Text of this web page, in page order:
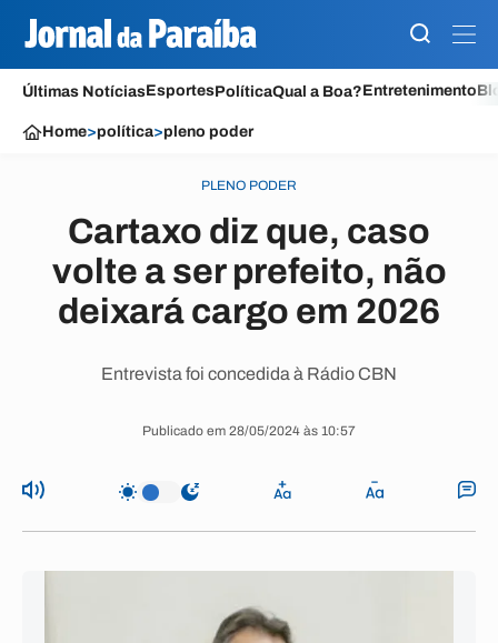
Últimas NotíciasEsportesPolíticaQual a Boa?Entretenimento
Home>política>pleno poder
PLENO PODER
Cartaxo diz que, caso
volte a ser prefeito, não
deixará cargo em 2026
Entrevista foi concedida à Rádio CBN
Publicado em 28/05/2024 às 10:57